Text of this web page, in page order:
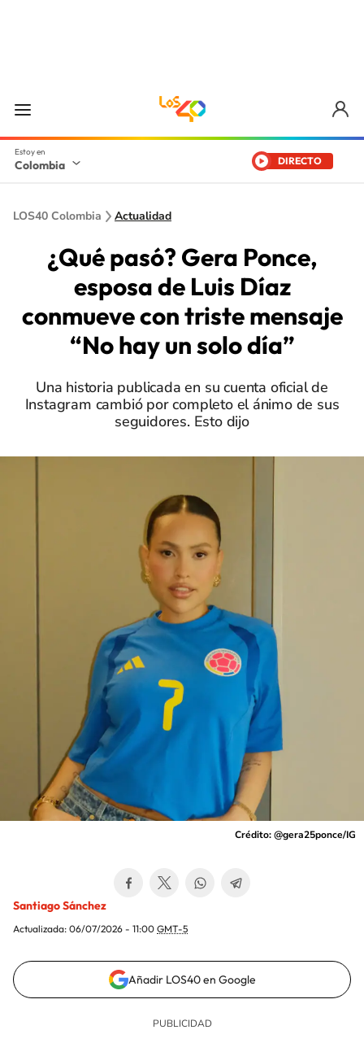
Colombia DIRECTO
LOS40 Colombia Actualidad
¿Qué pasó? Gera Ponce,
esposa de Luis Díaz
conmueve con triste mensaje
“No hay un solo día”
Una historia publicada en su cuenta oficial de
Instagram cambió por completo el ánimo de sus
seguidores. Esto dijo
Crédito: @gera25ponce/IG
Santiago Sánchez
Actualizada: 06/07/2026 - 11:00 GMT-5
Añadir LOS40 en Google